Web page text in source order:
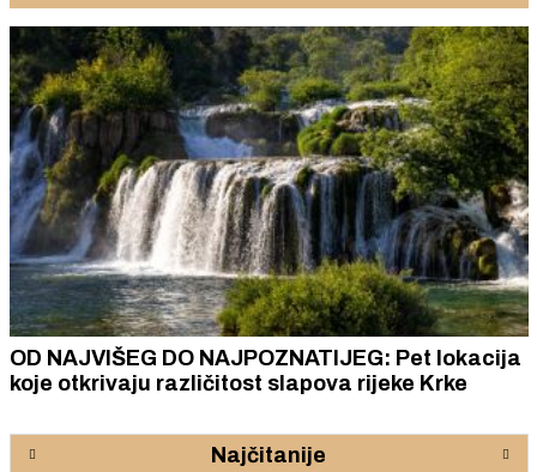
OD NAJVIŠEG DO NAJPOZNATIJEG: Pet lokacija
koje otkrivaju različitost slapova rijeke Krke
Najčitanije